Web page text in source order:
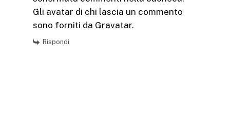
Gli avatar di chi lascia un commento
sono forniti da Gravatar.
Rispondi